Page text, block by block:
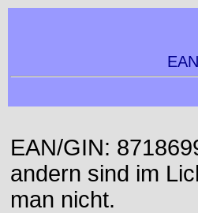
EAN/GIN:
andern sind im
man nicht.